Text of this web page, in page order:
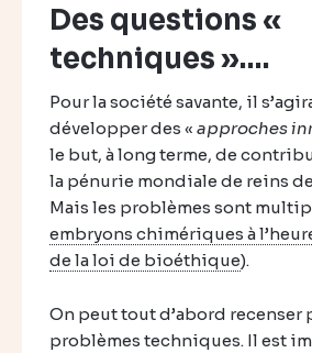
Des questions «
techniques »….
Pour la société savante, il
développer des « approches
le but, à long terme, de
la pénurie mondiale de reins
Mais les problèmes sont
embryons chimériques à
de la loi de bioéthique).
On peut tout d’abord recenser
problèmes techniques. Il est